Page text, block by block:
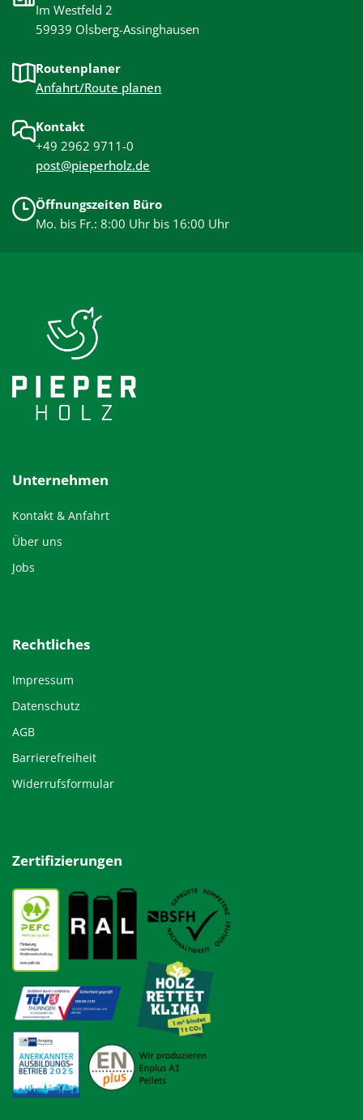
Im Westfeld 2
59939 Olsberg-Assinghausen
Routenplaner
Anfahrt/Route planen
Kontakt
+49 2962 9711-0
post@pieperholz.de
Öffnungszeiten Büro
Mo. bis Fr.: 8:00 Uhr bis 16:00 Uhr
Unternehmen
Kontakt & Anfahrt
Über uns
Jobs
Rechtliches
Impressum
Datenschutz
AGB
Barrierefreiheit
Widerrufsformular
Zertifizierungen